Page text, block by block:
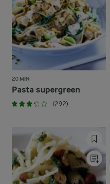
20 MIN
Pasta supergreen
(292)